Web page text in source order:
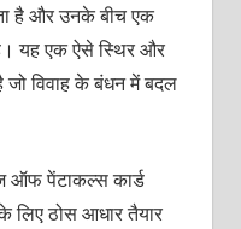
है और उनके बीच एक
यह एक ऐसे स्थिर और
विवाह के बंधन में बदल
ऑफ पेंटाकल्‍स कार्ड
लिए ठोस आधार तैयार